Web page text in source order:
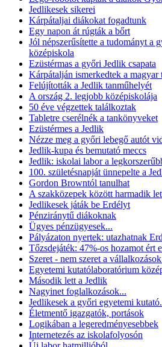
Jedlikesek sikerei
Kárpátaljai diákokat fogadtunk
Egy napon át rúgták a bőrt
Jól népszerűsítette a tudományt a
középiskola
Ezüstérmas a győri Jedlik csapata
Kárpátalján ismerkedtek a magyar
Felújították a Jedlik tanműhelyét
A ország 2. legjobb középiskolája
50 éve végzettek találkoztak
Tabletre cserélnék a tankönyveket
Ezüstérmes a Jedlik
Nézze meg a győri lebegő autót
Jedlik-kupa és bemutató meccs
Jedlik: iskolai labor a
100. születésnapját ünnepelte a
Gordon Browntól tanulhat
A szakközepek között harmadik
Jedlikesek játák be Erdélyt
Pénziránytű diákoknak
Ügyes pénzügyesek...
Pályázaton nyertek: utazhatnak
Tőzsdejáték: 47%-os hozamot ért
Szeret - nem szeret a
Egyetemi kutatólaboratórium
Második lett a Jedlik
Nagyinet foglalkozások...
Jedlikesek a győri egyetemi
Életmentő igazgatók, portások
Logikában a legeredményesebbek
Internetezés az iskolafolyosón